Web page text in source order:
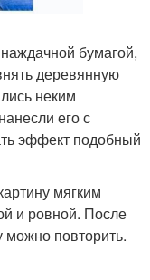
бумагой,
деревянную
неким
его с
эффект подобный
мягким
и ровной. После
повторить.